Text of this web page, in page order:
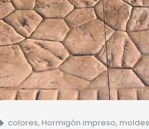
colores, Hormigón impreso,